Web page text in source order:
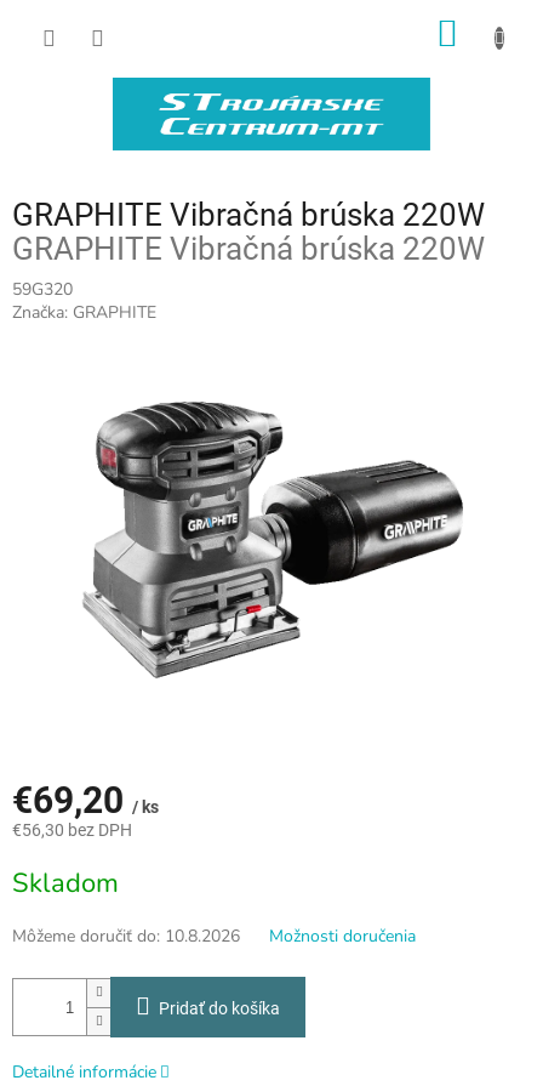
GRAPHITE Vibračná brúska 220W
GRAPHITE Vibračná brúska 220W
59G320
Značka: GRAPHITE
€69,20 / ks
€56,30 bez DPH
cena:
Skladom
Môžeme doručiť do: 10.8.2026 Možnosti doručenia
Pridať do košíka
Detailné informácie